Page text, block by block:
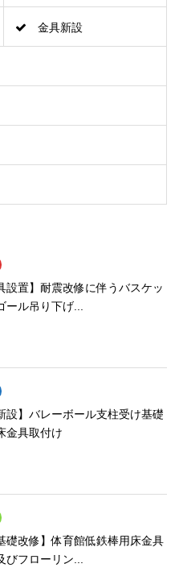
金具新設
設置】耐震改修に伴うバスケッ
ール吊り下げ...
設】バレーボール支柱受け基礎
金具取付け
礎改修】体育館低鉄棒用床金具
びフローリン...